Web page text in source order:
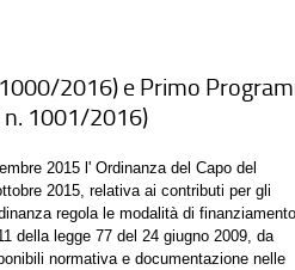
2016) e Primo
n. 1001/2016)
2015 l' Ordinanza del Capo del
2015, relativa ai contributi per gli
regola le modalità di
della legge 77 del 24 giugno 2009, da
normativa e documentazione nelle